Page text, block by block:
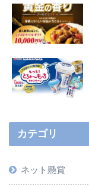
カテゴリ
ネット懸賞